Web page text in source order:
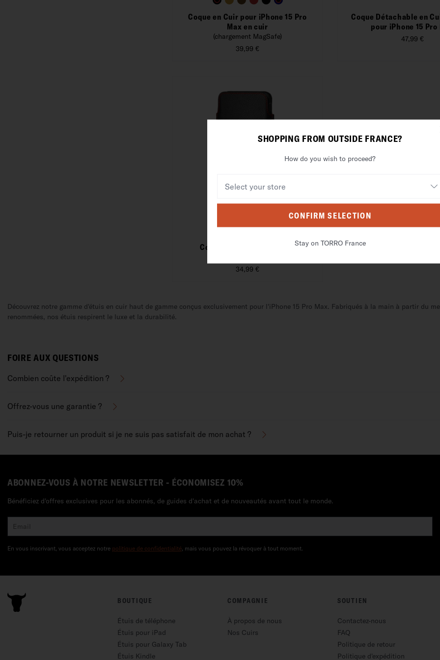
Coque en Cuir pour iPhone 15 Pro
Max en cuir
(chargement MagSafe)
39,99 €
Coque Détachable en
pour iPhone 15 Pro
47,99 €
Coque en Cuir pour iPhone
34,99 €
Découvrez notre gamme d'étuis en cuir haut de gamme conçus exclusivement pour l'iPhone 15 Pro Max. Fabriqués à la main à partir du
renommées, nos étuis respirent le luxe et la durabilité.
FOIRE AUX QUESTIONS
Combien coûte l'expédition ?
Offrez-vous une garantie ?
Puis-je retourner un produit si je ne suis pas satisfait de mon achat ?
ABONNEZ-VOUS À NOTRE NEWSLETTER - ÉCONOMISEZ 10%
Bénéficiez d'offres exclusives pour les abonnés, de guides d'achat et de nouveautés avant tout le monde.
En vous inscrivant, vous acceptez notre politique de confidentialité , mais vous pouvez la révoquer à tout moment.
BOUTIQUE
Étuis de téléphone
Étuis pour iPad
Étuis pour Galaxy Tab
Étuis Kindle
COMPAGNIE
À propos de nous
Nos Cuirs
SOUTIEN
Contactez-nous
FAQ
Politique de retour
Politique d'expédition
SHOPPING FROM OUTSIDE FRANCE?
How do you wish to proceed?
CONFIRM SELECTION
Stay on TORRO France